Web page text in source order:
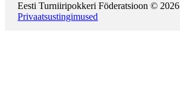
Eesti Turniiripokkeri Föderatsioon © 2026
Privaatsustingimused